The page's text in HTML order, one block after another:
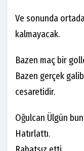
Ve sonunda
kalmayacak.
Bazen maç bir
Bazen gerçek
cesaretidir.
Oğulcan Ülgün
Hatırlattı.